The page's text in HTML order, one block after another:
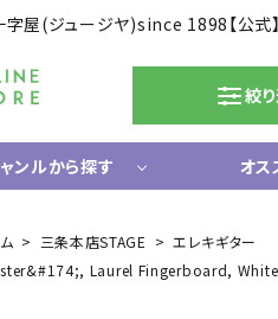
屋(ジュージヤ)since 1898【公式】
絞
ンルから探す
ドラム/電
ドラム
オス
三条本店STAGE
エレキギター
Laurel Fingerboard, White